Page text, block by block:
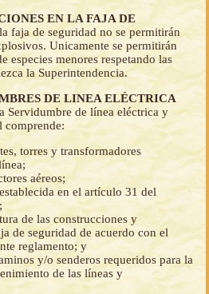
EN LA FAJA DE
faja de seguridad no se permitirán
Unicamente se permitirán
especies menores respetando las
la Superintendencia.
DE LINEA ELÉCTRICA
Servidumbre de línea eléctrica y
comprende:
torres y transformadores
aéreos;
en el artículo 31 del
de las construcciones y
de seguridad de acuerdo con el
reglamento; y
y/o senderos requeridos para la
de las líneas y